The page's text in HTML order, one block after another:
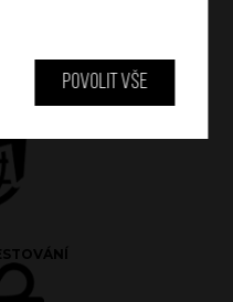
Povolit vše
VÍNA